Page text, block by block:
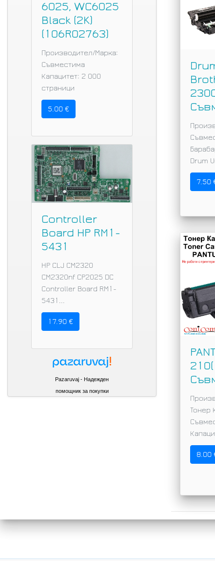
6025, WC6025
Black (2K)
(106R02763)
Производител/Марка:
Съвместима
Капацитет: 2 000
страници
5.00 €
Controller
Board HP RM1-
5431
HP CLJ CM2320
CM2320nf CP2025 DC
Controller Board RM1-
5431...
17.90 €
Pazaruvaj - Надежден
помощник за покупки
Drum
7.50
Тонер
8.00